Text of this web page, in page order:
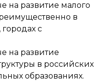
на развитие малого
в
с
на развитие
в российских
образованиях.